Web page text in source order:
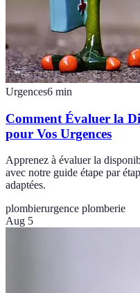
Urgences6 min
Comment Évaluer la
pour Vos Urgences
Apprenez à évaluer la
avec notre guide étape par
adaptées.
plombierurgence plomberie
Aug 5